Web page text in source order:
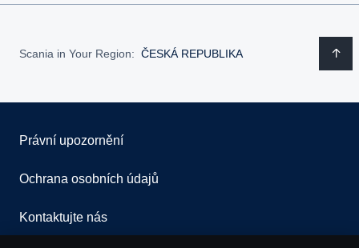
Scania in Your Region: ČESKÁ REPUBLIKA
Právní upozornění
Ochrana osobních údajů
Kontaktujte nás